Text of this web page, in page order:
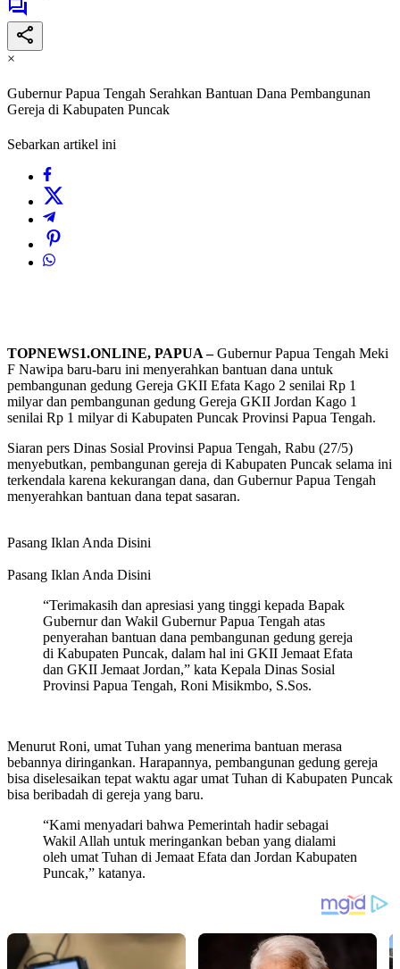
×
Gubernur Papua Tengah Serahkan Bantuan Dana Pembangunan
Gereja di Kabupaten Puncak
Sebarkan artikel ini
TOPNEWS1.ONLINE, PAPUA –Gubernur Papua Tengah Meki
F Nawipa baru-baru ini menyerahkan bantuan dana untuk
pembangunan gedung Gereja GKII Efata Kago 2 senilai Rp 1
milyar dan pembangunan gedung Gereja GKII Jordan Kago 1
senilai Rp 1 milyar di Kabupaten Puncak Provinsi Papua Tengah.
Siaran pers Dinas Sosial Provinsi Papua Tengah, Rabu (27/5)
menyebutkan, pembangunan gereja di Kabupaten Puncak selama ini
terkendala karena kekurangan dana, dan Gubernur Papua Tengah
menyerahkan bantuan dana tepat sasaran.
Pasang Iklan Anda Disini
Pasang Iklan Anda Disini
“Terimakasih dan apresiasi yang tinggi kepada Bapak
Gubernur dan Wakil Gubernur Papua Tengah atas
penyerahan bantuan dana pembangunan gedung gereja
di Kabupaten Puncak, dalam hal ini GKII Jemaat Efata
dan GKII Jemaat Jordan,” kata Kepala Dinas Sosial
Provinsi Papua Tengah, Roni Misikmbo, S.Sos.
Menurut Roni, umat Tuhan yang menerima bantuan merasa
bebannya diringankan. Harapannya, pembangunan gedung gereja
bisa diselesaikan tepat waktu agar umat Tuhan di Kabupaten Puncak
bisa beribadah di gereja yang baru.
“Kami menyadari bahwa Pemerintah hadir sebagai
Wakil Allah untuk meringankan beban yang dialami
oleh umat Tuhan di Jemaat Efata dan Jordan Kabupaten
Puncak,” katanya.